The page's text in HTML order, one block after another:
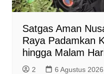
Satgas Aman
Raya Padamkan
hingga Malam
2 6 Agustus 2026